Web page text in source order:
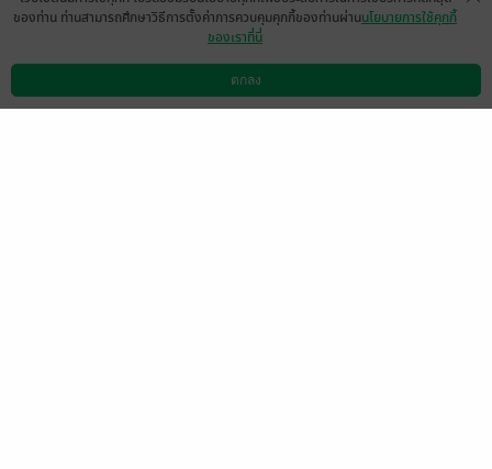
ขณะนี้แสดงความคิดเห็นได้เฉพาะผู้ที่มีหนังสือ
ฉบับเต็มเท่านั้น
ดาวน์โหลดแอป วิธีการใช้งาน ติดต่อเรา
ของท่าน ท่านสามารถศึกษาวิธีการตั้งค่าการควบคุมคุกกี้ของท่านผ่านนโยบายการใช้คุกกี้
ของเราที่นี่
ตกลง